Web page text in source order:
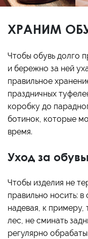
ХРАНИМ
Чтобы обувь долго
и бережно за ней
правильное
праздничных
коробку до
ботинок, которые
время.
Уход за
Чтобы изделия не
правильно носить:
надевая, к примеру,
лес, не сминать
регулярно